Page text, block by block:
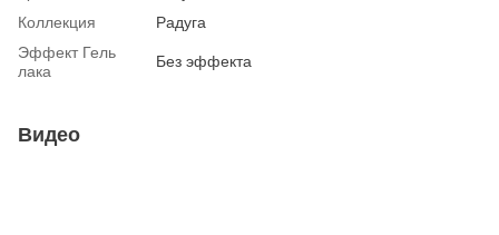
Коллекция
Радуга
Эффект Гель
лака
Без эффекта
Видео